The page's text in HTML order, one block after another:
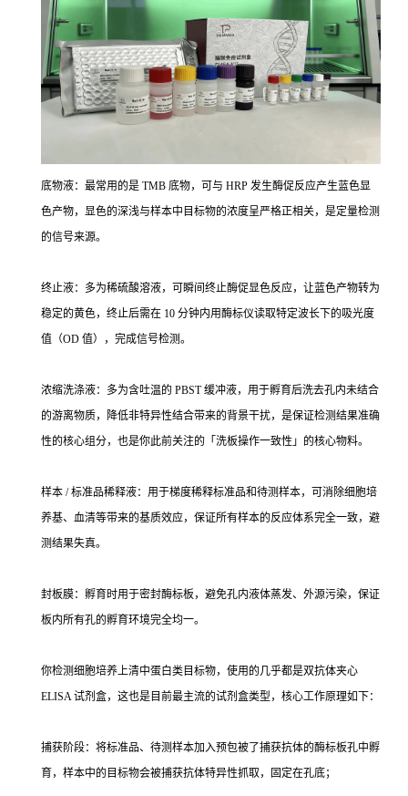
底物液：最常用的是 TMB 底物，可与 HRP 发生酶促反应产生蓝色显
色产物，显色的深浅与样本中目标物的浓度呈严格正相关，是定量检测
的信号来源。
终止液：多为稀硫酸溶液，可瞬间终止酶促显色反应，让蓝色产物转为
稳定的黄色，终止后需在 10 分钟内用酶标仪读取特定波长下的吸光度
值（OD 值），完成信号检测。
浓缩洗涤液：多为含吐温的 PBST 缓冲液，用于孵育后洗去孔内未结合
的游离物质，降低非特异性结合带来的背景干扰，是保证检测结果准确
性的核心组分，也是你此前关注的「洗板操作一致性」的核心物料。
样本 / 标准品稀释液：用于梯度稀释标准品和待测样本，可消除细胞培
养基、血清等带来的基质效应，保证所有样本的反应体系完全一致，避
测结果失真。
封板膜：孵育时用于密封酶标板，避免孔内液体蒸发、外源污染，保证
板内所有孔的孵育环境完全均一。
你检测细胞培养上清中蛋白类目标物，使用的几乎都是双抗体夹心
ELISA 试剂盒，这也是目前最主流的试剂盒类型，核心工作原理如下：
捕获阶段：将标准品、待测样本加入预包被了捕获抗体的酶标板孔中孵
育，样本中的目标物会被捕获抗体特异性抓取，固定在孔底；